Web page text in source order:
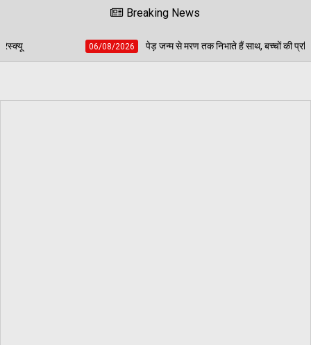
Breaking News
पेड़ जन्म से मरण तक निभाते हैं साथ, बच्चों की प्रतिभा चमकाकर वरिष्ठ नागरिकों ने